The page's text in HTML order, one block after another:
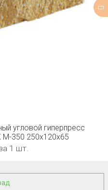
угловой гиперпресс
350 250х120х65
1 шт.